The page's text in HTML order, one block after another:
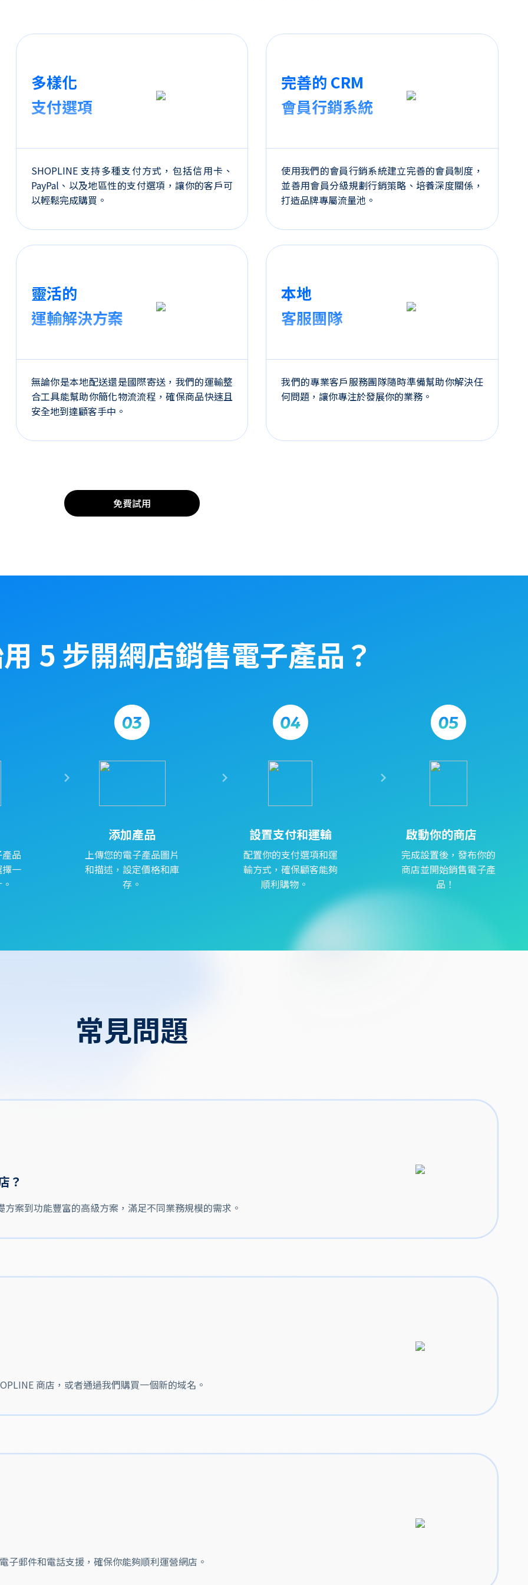
多樣化
支付選項
SHOPLINE 支持多種支付方式，包括信用卡、
PayPal、以及地區性的支付選項，讓你的客戶可
以輕鬆完成購買。
完善的 CRM
會員行銷系統
使用我們的會員行銷系統建立完善的會員制度，
並善用會員分級規劃行銷策略、培養深度關係，
打造品牌專屬流量池。
靈活的
運輸解決方案
無論你是本地配送還是國際寄送，我們的運輸整
合工具能幫助你簡化物流流程，確保商品快速且
安全地到達顧客手中。
本地
客服團隊
我們的專業客戶服務團隊隨時準備幫助你解決任
何問題，讓你專注於發展你的業務。
免費試用
5 步開網店銷售電子產品？
品
一
添加產品
上傳您的電子產品圖片
和描述，設定價格和庫
存。
設置支付和運輸
配置你的支付選項和運
輸方式，確保顧客能夠
順利購物。
啟動你的商店
完成設置後，發布你的
商店並開始銷售電子產
品！
常見問題
？
方案到功能豐富的高級方案，滿足不同業務規模的需求。
商店，或者通過我們購買一個新的域名。
子郵件和電話支援，確保你能夠順利運營網店。